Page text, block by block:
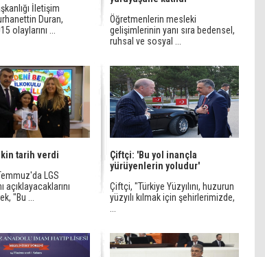
İletişim
Duran,
olaylarını ...
Öğretmenlerin mesleki
gelişimlerinin yanı sıra bedensel,
ruhsal ve sosyal ...
tarih verdi
LGS
açıklayacaklarını
"Bu ...
Çiftçi: 'Bu yol inançla
yürüyenlerin yoludur'
Çiftçi, "Türkiye Yüzyılını, huzurun
yüzyılı kılmak için şehirlerimizde,